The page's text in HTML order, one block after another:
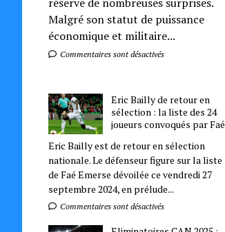
Malgré son statut de puissance
économique et militaire...
Commentaires sont désactivés
Eric Bailly de retour en
sélection : la liste des 24
joueurs convoqués par Faé
Eric Bailly est de retour en sélection
nationale. Le défenseur figure sur la liste
de Faé Emerse dévoilée ce vendredi 27
septembre 2024, en prélude...
Commentaires sont désactivés